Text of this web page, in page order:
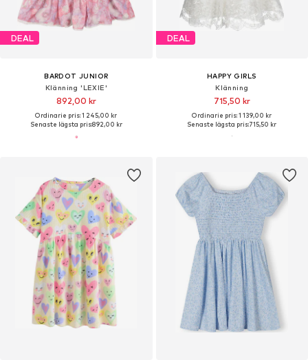
DEAL
BARDOT JUNIOR
Klänning 'LEXIE'
892,00 kr
Ordinarie pris: 1 245,00 kr
Senaste lägsta pris:892,00 kr
DEAL
HAPPY GIRLS
Klänning
715,50 kr
Ordinarie pris: 1 139,00 kr
Senaste lägsta pris:715,50 kr